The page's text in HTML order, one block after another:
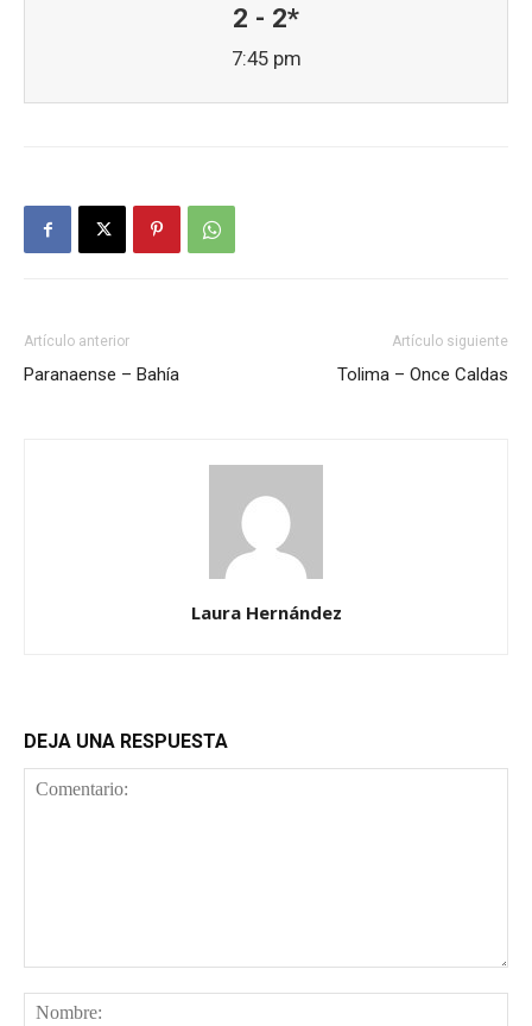
2 - 2*
7:45 pm
Artículo anterior
Paranaense – Bahía
Artículo siguiente
Tolima – Once Caldas
Laura Hernández
DEJA UNA RESPUESTA